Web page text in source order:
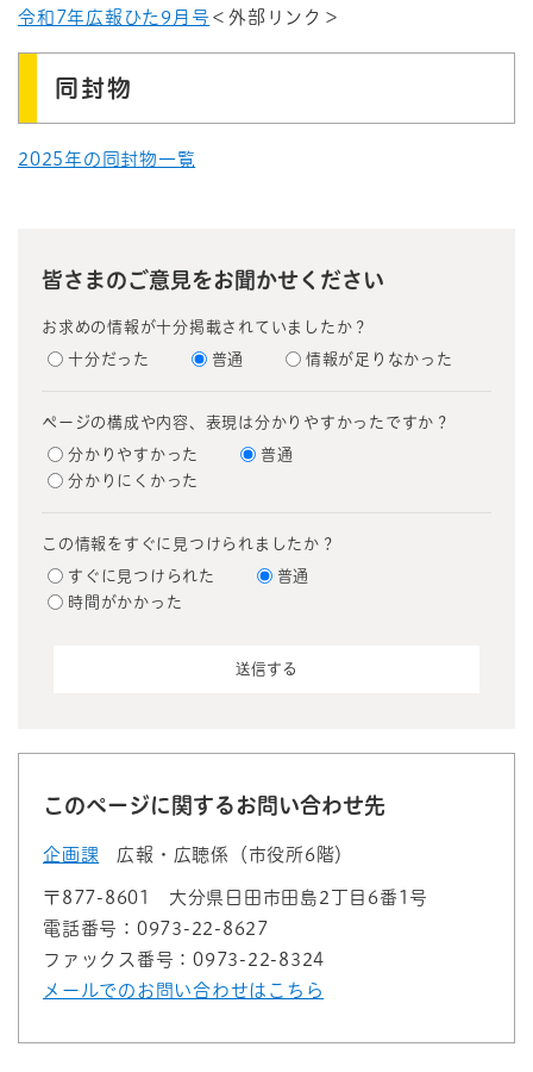
令和7年広報ひた9月号 ＜外部リンク＞
同封物
2025年の同封物一覧
皆さまのご意見をお聞かせください
お求めの情報が十分掲載されていましたか？
十分だった 普通 情報が足りなかった
ページの構成や内容、表現は分かりやすかったですか？
分かりやすかった
普通
分かりにくかった
この情報をすぐに見つけられましたか？
すぐに見つけられた
普通
時間がかかった
このページに関するお問い合わせ先
企画課 広報・広聴係（市役所6階）
〒877-8601
大分県日田市田島2丁目6番1号
電話番号：0973-22-8627
ファックス番号：0973-22-8324
メールでのお問い合わせはこちら